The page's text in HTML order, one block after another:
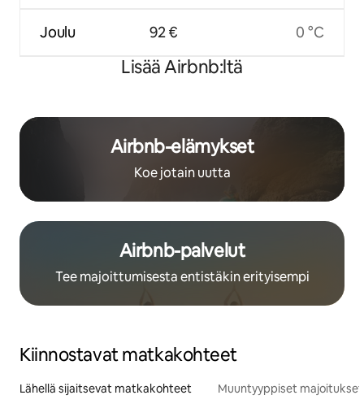
Joulu 92 € 0 °C
Lisää Airbnb:ltä
Airbnb-elämykset
Koe jotain uutta
Airbnb-palvelut
Tee majoittumisesta entistäkin erityisempi
Kiinnostavat matkakohteet
Lähellä sijaitsevat matkakohteet Muuntyyppiset majoitukset